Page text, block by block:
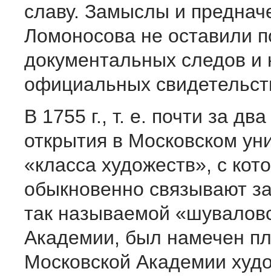
славу. Замыслы и
Ломоносова не оставили
документальных следов и
официальных
В 1755 г., т. е. почти за
открытия в Московском
«класса художеств», с
обыкновенно связывают
так называемой
Академии, был намечен
Московской Академии